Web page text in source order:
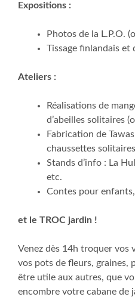
Expositions :
Photos de la L.P.O.
Tissage finlandais et
Ateliers :
Réalisations de
d’abeilles solitaires
Fabrication de
chaussettes
Stands d’info : La
etc.
Contes pour enfants,
et le TROC jardin !
Venez dès 14h troquer vos
vos pots de fleurs, graines,
être utile aux autres, que
encombre votre cabane de